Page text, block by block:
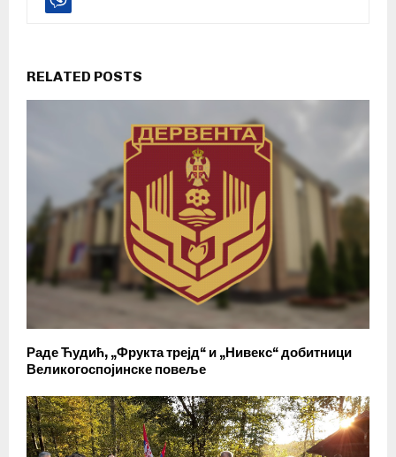
RELATED POSTS
Раде Ћудић, „Фрукта трејд“ и „Нивекс“ добитници
Великогоспојинске повеље